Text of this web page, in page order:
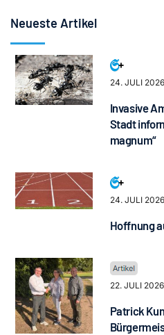
Neueste Artikel
24. JULI 2026
Invasive
Stadt
magnum“
24. JULI 2026
Hoffnung
22. JULI 2026
Patrick